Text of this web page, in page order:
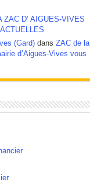
ZAC D’ AIGUES-VIVES
(Gard)dans ZAC de la
d’Aigues-Vives vous